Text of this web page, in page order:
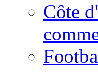
Côte